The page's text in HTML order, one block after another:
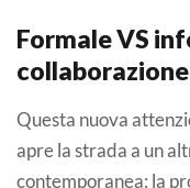
Formale VS
collaborazione
Questa nuova
apre la strada a un
contemporanea: la